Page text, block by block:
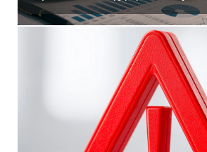
NÁZOR NA BLÍŽÍCÍ SE ZMĚNY
PRAVIDEL PRO EMISE